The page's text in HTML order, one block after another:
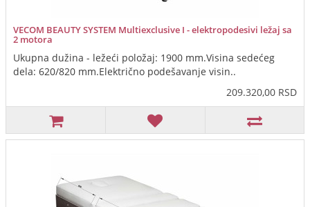
VECOM BEAUTY SYSTEM Multiexclusive I - elektropodesivi ležaj sa
2 motora
Ukupna dužina - ležeći položaj: 1900 mm.Visina sedećeg
dela: 620/820 mm.Električno podešavanje visin..
209.320,00 RSD